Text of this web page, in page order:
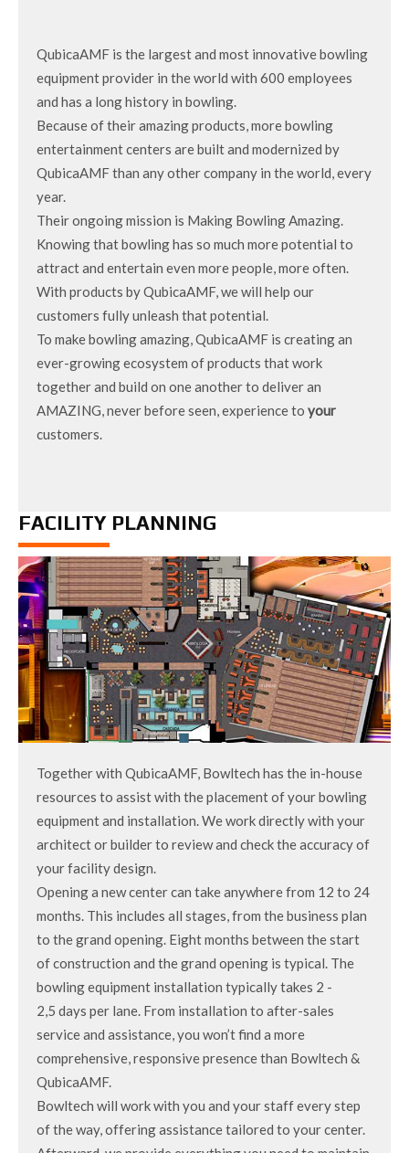
QubicaAMF is the largest and most innovative bowling
equipment provider in the world with 600 employees
and has a long history in bowling.
Because of their amazing products, more bowling
entertainment centers are built and modernized by
QubicaAMF than any other company in the world, every
year.
Their ongoing mission is Making Bowling Amazing.
Knowing that bowling has so much more potential to
attract and entertain even more people, more often.
With products by QubicaAMF, we will help our
customers fully unleash that potential.
To make bowling amazing, QubicaAMF is creating an
ever-growing ecosystem of products that work
together and build on one another to deliver an
AMAZING, never before seen, experience to your
customers.
FACILITY PLANNING
Together with QubicaAMF, Bowltech has the in-house
resources to assist with the placement of your bowling
equipment and installation. We work directly with your
architect or builder to review and check the accuracy of
your facility design.
Opening a new center can take anywhere from 12 to 24
months. This includes all stages, from the business plan
to the grand opening. Eight months between the start
of construction and the grand opening is typical. The
bowling equipment installation typically takes 2 -
2,5 days per lane. From installation to after-sales
service and assistance, you won’t find a more
comprehensive, responsive presence than Bowltech &
QubicaAMF.
Bowltech will work with you and your staff every step
of the way, offering assistance tailored to your center.